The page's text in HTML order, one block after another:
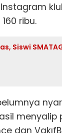
ribu.
Siswi
dan